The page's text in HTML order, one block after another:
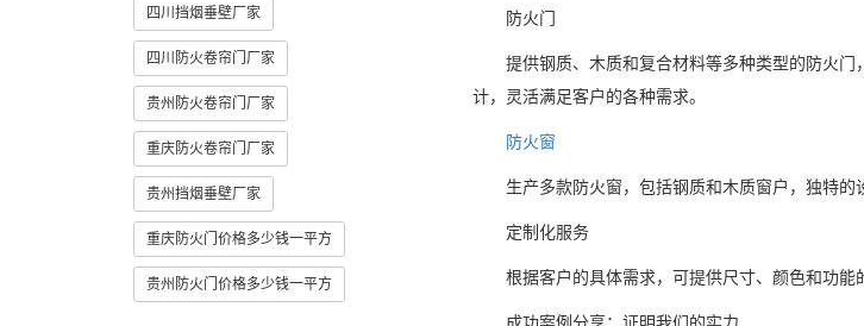
防火门
提供钢质、木质和复合材料等多种类型的防火门
计，灵活满足客户的各种需求。
防火窗
生产多款防火窗，包括钢质和木质窗户，独特的
定制化服务
根据客户的具体需求，可提供尺寸、颜色和功能
四川挡烟垂壁厂家
四川防火卷帘门厂家
贵州防火卷帘门厂家
重庆防火卷帘门厂家
贵州挡烟垂壁厂家
重庆防火门价格多少钱一平方
贵州防火门价格多少钱一平方